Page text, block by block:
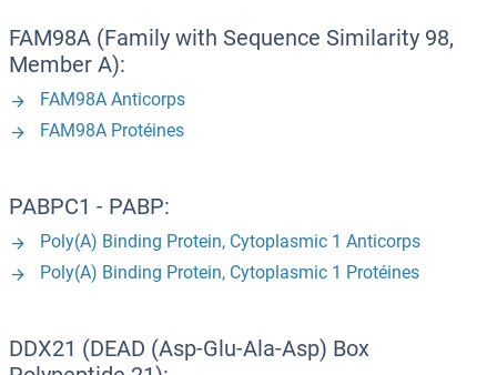
FAM98A (Family with Sequence Similarity 98,
Member A):
FAM98A Anticorps
FAM98A Protéines
PABPC1 - PABP:
Poly(A) Binding Protein, Cytoplasmic 1 Anticorps
Poly(A) Binding Protein, Cytoplasmic 1 Protéines
DDX21 (DEAD (Asp-Glu-Ala-Asp) Box